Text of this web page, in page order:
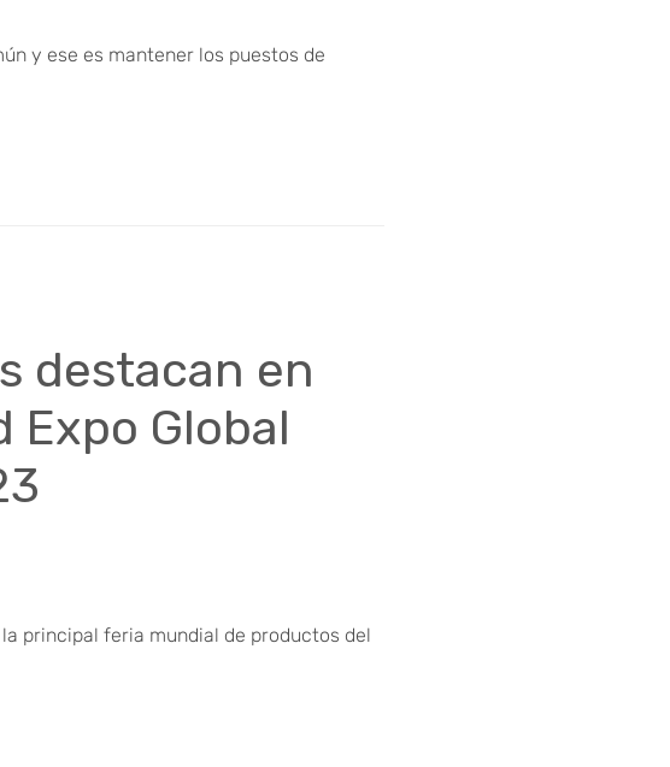
y ese es mantener los puestos de
destacan en
Expo Global
principal feria mundial de productos del